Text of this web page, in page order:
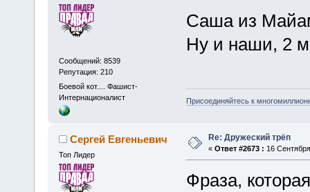
Сообщений: 8539
Репутация: 210
Боевой кот.... Фашист-
Интернационалист
Саша из
Ну и наши, 2
Присоединяйтесь к
Сергей Евгеньевич
Топ Лидер
Re: Дружеский трёп
« Ответ #2673 : 16
Фраза,